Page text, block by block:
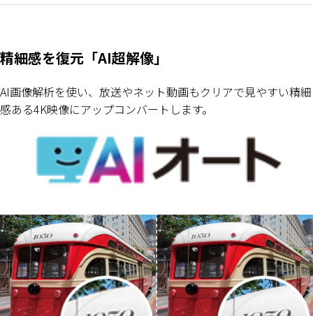
精細感を復元「AI超解像」
AI画像解析を使い、放送やネット動画もクリアで見やすい精細
感ある4K映像にアップコンバートします。